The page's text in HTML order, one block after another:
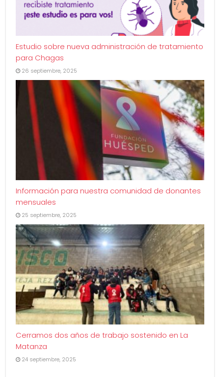
Estudio sobre nueva administración de tratamiento
para Chagas
26 septiembre, 2025
Información para nuestra comunidad de donantes
mensuales
25 septiembre, 2025
Cerramos dos años de trabajo sostenido en La
Matanza
24 septiembre, 2025